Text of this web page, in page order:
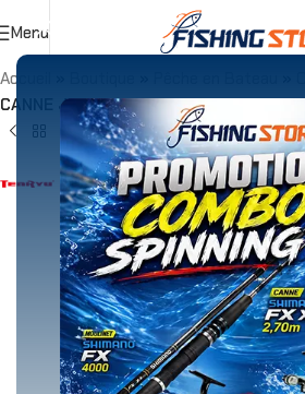
Menu
Accueil
CANNE JIGGING TENRYU ZAM DRAGG